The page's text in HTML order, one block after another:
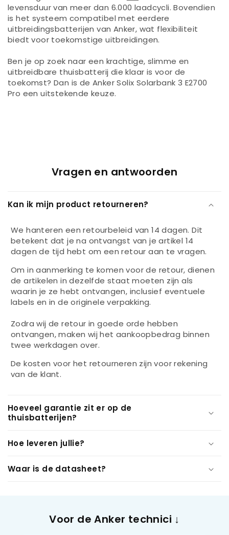
levensduur van meer dan 6.000 laadcycli. Bovendien
is het systeem compatibel met eerdere
uitbreidingsbatterijen van Anker, wat flexibiliteit
biedt voor toekomstige uitbreidingen.
Ben je op zoek naar een krachtige, slimme en
uitbreidbare thuisbatterij die klaar is voor de
toekomst? Dan is de Anker Solix Solarbank 3 E2700
Pro een uitstekende keuze.
Vragen en antwoorden
Kan ik mijn product retourneren?
We hanteren een retourbeleid van 14 dagen. Dit
betekent dat je na ontvangst van je artikel 14
dagen de tijd hebt om een retour aan te vragen.
Om in aanmerking te komen voor de retour, dienen
de artikelen in dezelfde staat moeten zijn als
waarin je ze hebt ontvangen, inclusief eventuele
labels en in de originele verpakking.
Zodra wij de retour in goede orde hebben
ontvangen, maken wij het aankoopbedrag binnen
twee werkdagen over.
De kosten voor het retourneren zijn voor rekening
van de klant.
Hoeveel garantie zit er op de
thuisbatterijen?
Hoe leveren jullie?
Waar is de datasheet?
Voor de Anker technici ↓